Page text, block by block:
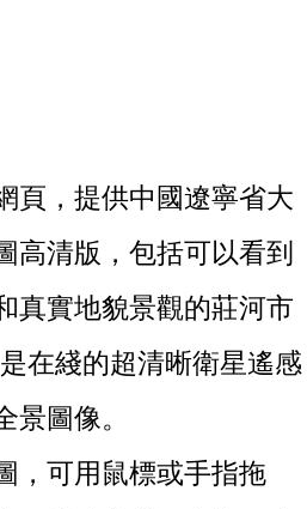
頁，提供中國遼寧省大
高清版，包括可以看到
真實地貌景觀的莊河市
在綫的超清晰衛星遙感
景圖像。
，可用鼠標或手指拖